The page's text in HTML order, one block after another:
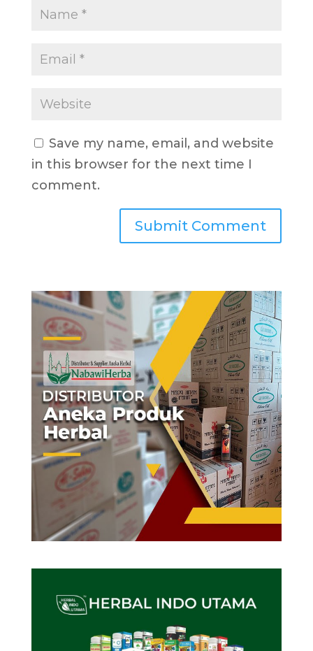
Save my name, email, and website
in this browser for the next time I
comment.